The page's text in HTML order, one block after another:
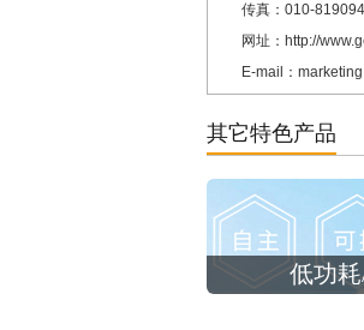
传真：010-
网址：http://
E-mail：
其它特色产品
低功